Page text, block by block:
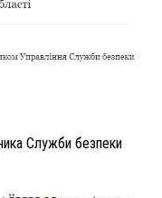
Служби безпеки